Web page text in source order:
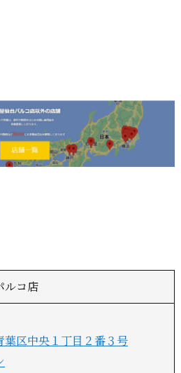
コ店
葉区中央１丁目２番３号